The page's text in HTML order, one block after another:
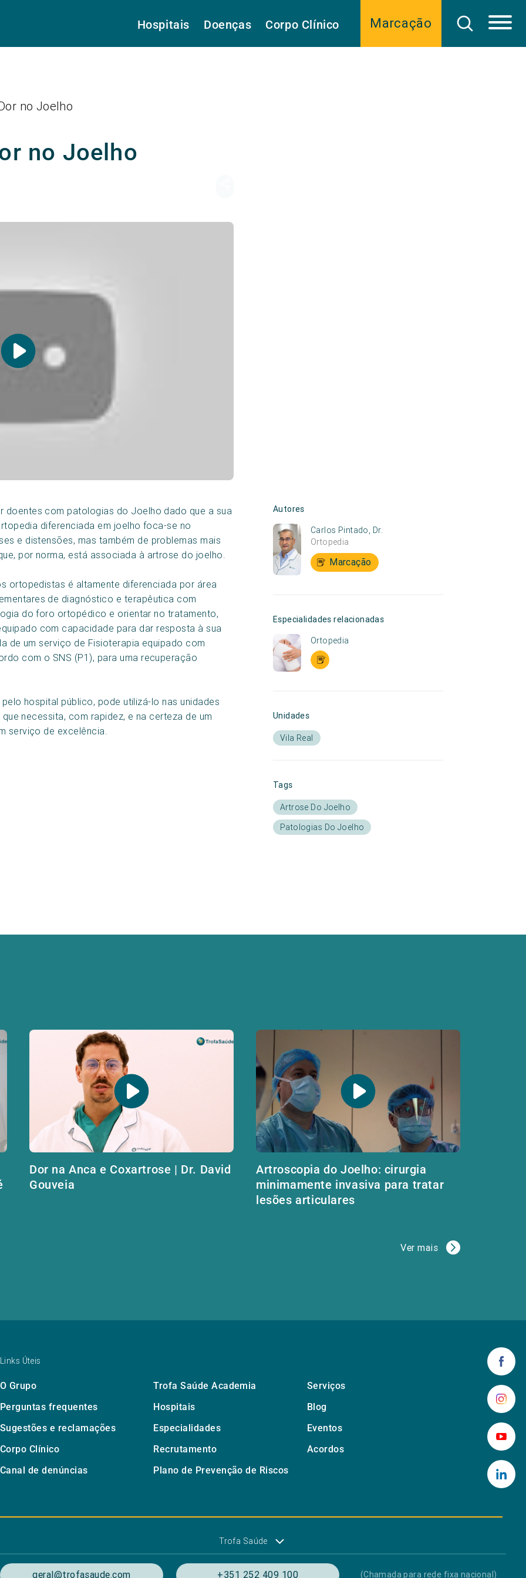
Marcação
Hospitais Doenças Corpo Clínico
no Joelho
no Joelho
doentes com patologias do Joelho dado que a sua
diferenciada em joelho foca-se no
e distensões, mas também de problemas mais
por norma, está associada à artrose do joelho.
ortopedistas é altamente diferenciada por área
de diagnóstico e terapêutica com
do foro ortopédico e orientar no tratamento,
com capacidade para dar resposta à sua
de um serviço de Fisioterapia equipado com
com o SNS (P1), para uma recuperação
hospital público, pode utilizá-lo nas unidades
necessita, com rapidez, e na certeza de um
serviço de excelência.
Autores
Carlos Pintado, Dr.
Ortopedia
Marcação
Especialidades relacionadas
Ortopedia
Unidades
Vila Real
Tags
Artrose Do Joelho
Patologias Do Joelho
Dor na Anca e Coxartrose | Dr. David
Gouveia
Artroscopia do Joelho: cirurgia
minimamente invasiva para tratar
lesões articulares
Ver mais
Links Úteis
O Grupo Trofa Saúde Academia
Serviços
Perguntas frequentes
Hospitais
Blog
Sugestões e reclamações
Especialidades
Eventos
Corpo Clínico
Recrutamento
Acordos
Canal de denúncias
Plano de Prevenção de Riscos
Trofa Saúde
geral@trofasaude.com +351 252 409 100 (Chamada para rede fixa nacional)